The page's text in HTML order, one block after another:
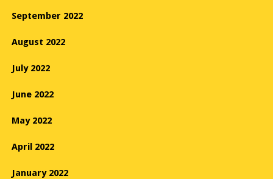
September 2022
August 2022
July 2022
June 2022
May 2022
April 2022
January 2022